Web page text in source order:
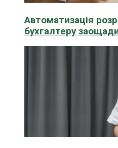
Автоматизація
бухгалтеру